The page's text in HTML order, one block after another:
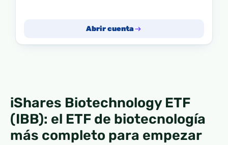
Abrir cuenta
iShares Biotechnology ETF
(IBB): el ETF de biotecnología
más completo para empezar